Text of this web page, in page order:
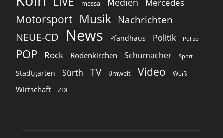
massa Mercedes
Motorsport Musik Nachrichten
NEUE-CD
News Pfandhaus Politik Polizei
POP Rock Rodenkirchen Schumacher Sport
Stadtgarten Sürth TV Umwelt Video Weiß
Wirtschaft ZDF